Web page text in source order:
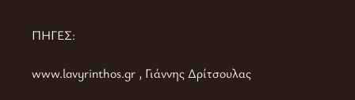
ΠΗΓΕΣ:
www.lavyrinthos.gr , Γιάννης Δρίτσουλας